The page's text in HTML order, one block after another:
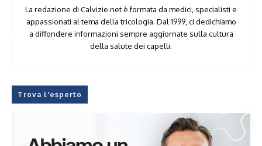
La redazione di Calvizie.net è formata da medici, specialisti e
appassionati al tema della tricologia. Dal 1999, ci dedichiamo
a diffondere informazioni sempre aggiornate sulla cultura
della salute dei capelli.
Trova l'esperto